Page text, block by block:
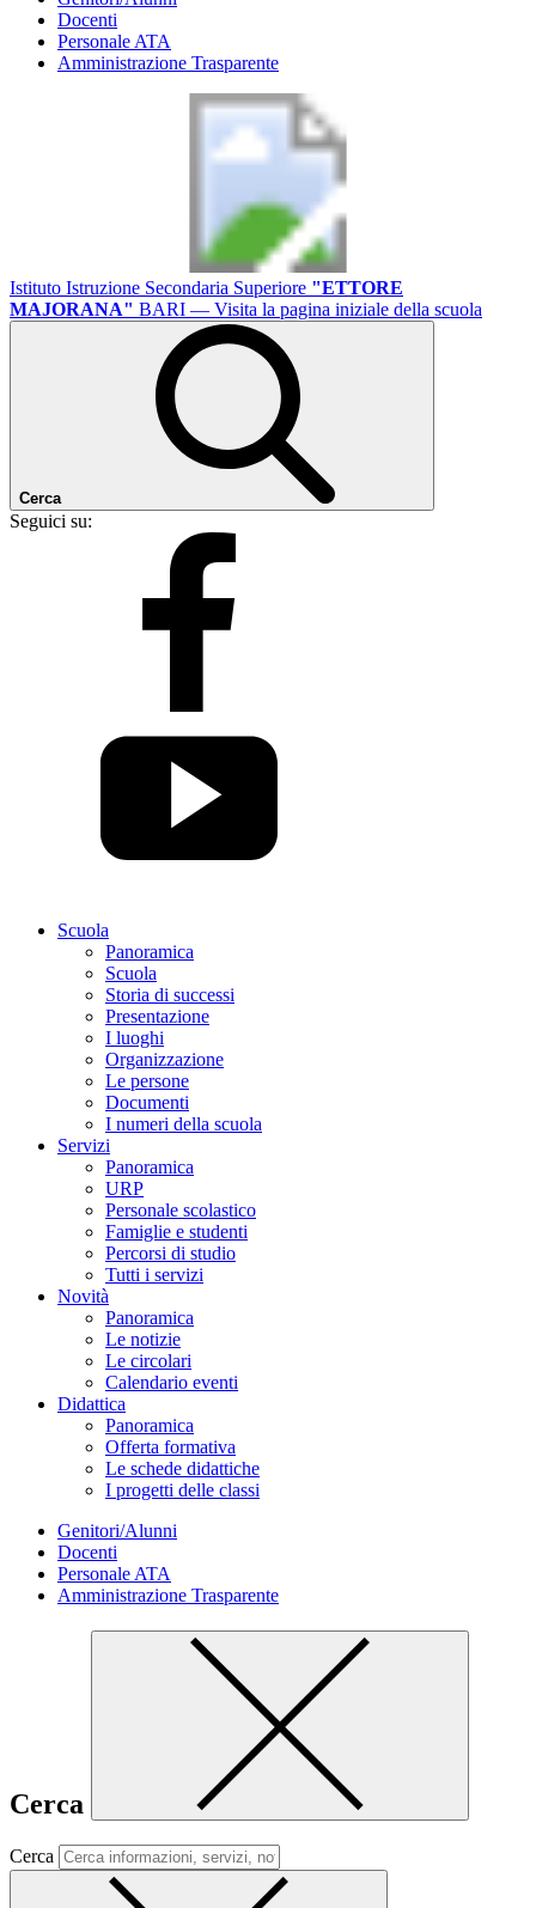
Docenti
Personale ATA
Amministrazione Trasparente
Istituto Istruzione Secondaria Superiore "ETTORE
MAJORANA" BARI — Visita la pagina iniziale della scuola
Cerca
Seguici su:
Scuola
Panoramica
Scuola
Storia di successi
Presentazione
I luoghi
Organizzazione
Le persone
Documenti
I numeri della scuola
Servizi
Panoramica
URP
Personale scolastico
Famiglie e studenti
Percorsi di studio
Tutti i servizi
Novità
Panoramica
Le notizie
Le circolari
Calendario eventi
Didattica
Panoramica
Offerta formativa
Le schede didattiche
I progetti delle classi
Genitori/Alunni
Docenti
Personale ATA
Amministrazione Trasparente
Cerca
Cerca